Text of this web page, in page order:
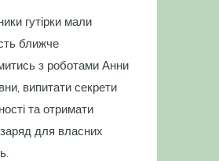
гутірки мали
ближче
з роботами Анни
випитати секрети
та отримати
для власних